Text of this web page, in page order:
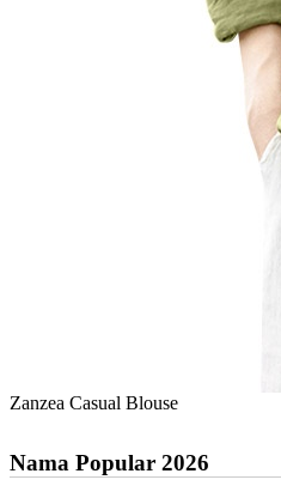
Zanzea Casual Blouse
Nama Popular 2026